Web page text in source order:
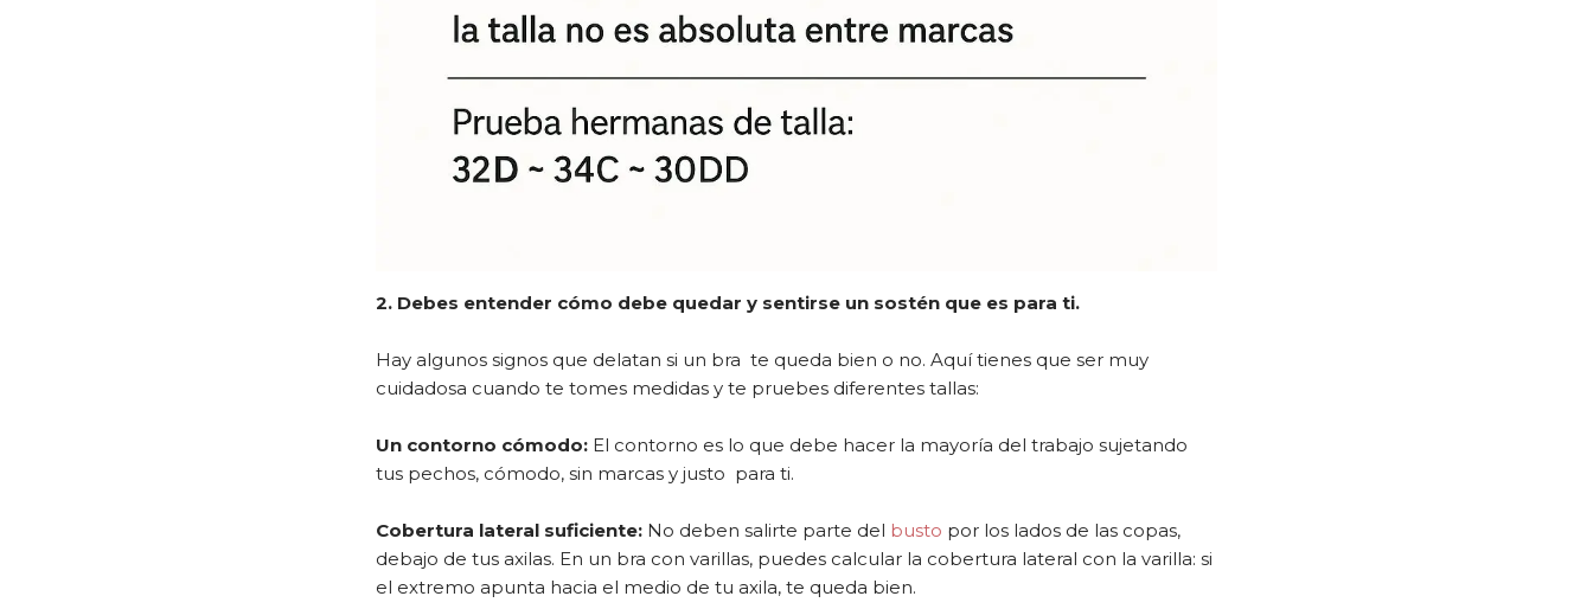
2. Debes entender cómo debe quedar y sentirse un sostén que es para ti.
Hay algunos signos que delatan si un bra te queda bien o no. Aquí tienes que ser muy
cuidadosa cuando te tomes medidas y te pruebes diferentes tallas:
Un contorno cómodo: El contorno es lo que debe hacer la mayoría del trabajo sujetando
tus pechos, cómodo, sin marcas y justo para ti.
Cobertura lateral suficiente: No deben salirte parte del busto por los lados de las copas,
debajo de tus axilas. En un bra con varillas, puedes calcular la cobertura lateral con la varilla: si
el extremo apunta hacia el medio de tu axila, te queda bien.